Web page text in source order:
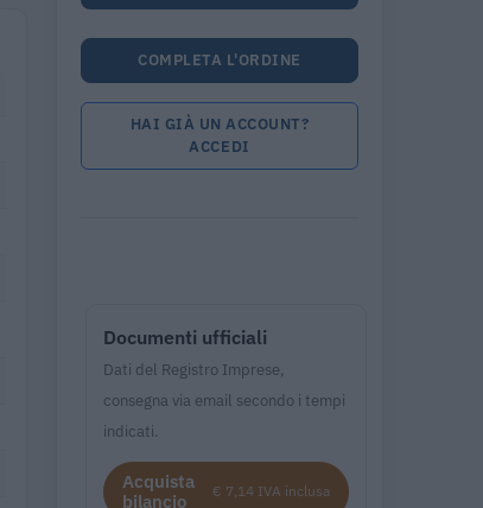
COMPLETA L'ORDINE
HAI GIÀ UN ACCOUNT?
ACCEDI
Documenti ufficiali
Dati del Registro Imprese,
consegna via email secondo i tempi
indicati.
Acquista
bilancio
€ 7,14 IVA inclusa